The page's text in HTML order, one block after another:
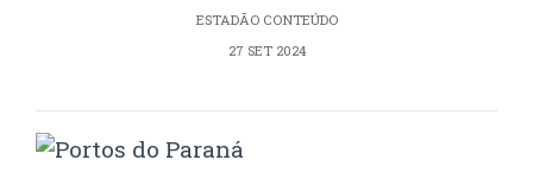
ESTADÃO CONTEÚDO
27 SET 2024